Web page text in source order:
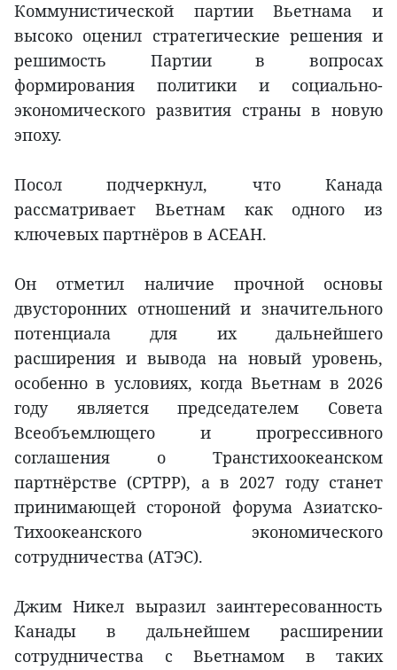
Коммунистической партии Вьетнама и
высоко оценил стратегические решения и
решимость Партии в вопросах
формирования политики и социально-
экономического развития страны в новую
эпоху.
Посол подчеркнул, что Канада
рассматривает Вьетнам как одного из
ключевых партнёров в АСЕАН.
Он отметил наличие прочной основы
двусторонних отношений и значительного
потенциала для их дальнейшего
расширения и вывода на новый уровень,
особенно в условиях, когда Вьетнам в 2026
году является председателем Совета
Всеобъемлющего и прогрессивного
соглашения о Транстихоокеанском
партнёрстве (CPTPP), а в 2027 году станет
принимающей стороной форума Азиатско-
Тихоокеанского экономического
сотрудничества (АТЭС).
Джим Никел выразил заинтересованность
Канады в дальнейшем расширении
сотрудничества с Вьетнамом в таких